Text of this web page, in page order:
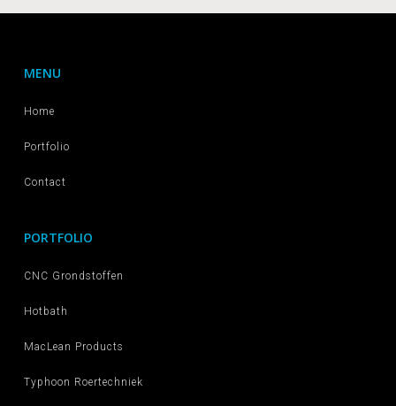
MENU
Home
Portfolio
Contact
PORTFOLIO
CNC Grondstoffen
Hotbath
MacLean Products
Typhoon Roertechniek